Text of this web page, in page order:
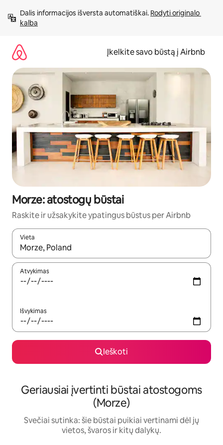
prie
turinio
Dalis informacijos išversta automatiškai. Rodyti originalo
kalba
Įkelkite savo būstą į Airbnb
Morze: atostogų būstai
Raskite ir užsakykite ypatingus būstus per Airbnb
Vieta
Kai pasirodys paieškos rezultatai, juos naršyti galite
Atvykimas
Išvykimas
Ieškoti
Geriausiai įvertinti būstai atostogoms
(Morze)
Svečiai sutinka: šie būstai puikiai vertinami dėl jų
vietos, švaros ir kitų dalykų.